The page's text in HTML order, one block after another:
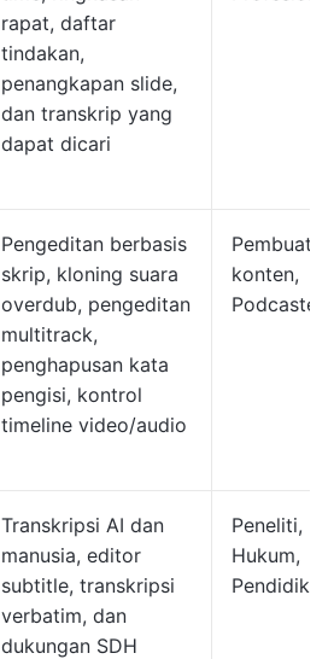
rapat, daftar
tindakan,
penangkapan slide,
dan transkrip yang
dapat dicari
Pengeditan berbasis
skrip, kloning suara
overdub, pengeditan
multitrack,
penghapusan kata
pengisi, kontrol
timeline video/audio
Pembuat
konten,
Podcaster
Transkripsi AI dan
manusia, editor
subtitle, transkripsi
verbatim, dan
dukungan SDH
Peneliti,
Hukum,
Pendidikan